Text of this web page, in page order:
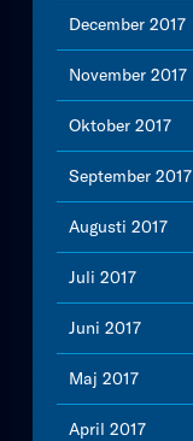
December 2017
November 2017
Oktober 2017
September 2017
Augusti 2017
Juli 2017
Juni 2017
Maj 2017
April 2017